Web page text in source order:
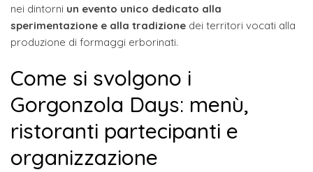
nei dintorni un evento unico dedicato alla
sperimentazione e alla tradizione dei territori vocati alla
produzione di formaggi erborinati.
Come si svolgono i
Gorgonzola Days: menù,
ristoranti partecipanti e
organizzazione